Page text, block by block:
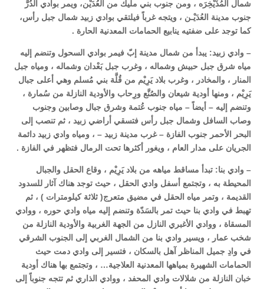
شمال المُذَيْخِرَه ، ومن جنوب بني مليك من العُدَيْن، ويمر بوادي الدُرَّ
جنوب مدينة العُدَيْـن ، ويتجه غرباً فيلتقي بوادي زبيد شمال جبل رأس،
كما توجد على ضفتيه ينابيع الحمامات المعدنية الحارة .
– وادي زبيد: يبدأ من شمال مدينة إبّ فيمر بوادي السحول وتنضم إليه
مياه شرق جبل حبيش وشماله ، وغرب جبل بَعْدان وشماله ، ومياه جبل
المنار ، والمخادر ، وغرب بلاد يَرِيْم من قُلَّة بني مُسلم وهي أعلى جبال
يَرِيْم ، ومنها أودية شيعان والصُنَّع ورِحاب والأودية النازلة من سُمارة ،
وتنضم إليه – أيضاً – مياه جنوب عُتمة وشرق جبال وصابين وجنوب
وصاب السافل وشمال جبل رأس فتسقي أراضي زبيد ، ثم تنصب إلى
البحر الأحمر جنوب الفازة – غرب مدينة زبيد – ، ومياه وادي زبيد دائمة
الجريان على مدار العام ، ويغور أكثرها تحت الرمال فتظهر في الفازة .
– وادي بنا: تبدأ مساقط مياهه من بلاد يَرِيْم ، وقاع الحقل والجبال
المحيطة به ، وتجتمع أسفل وادي الحقل ، حيث توجد هناك آثار للسدود
القديمة ، وتمر مياه الحقل في مضيق متعرج( ثلاثة كيلومترات ) ، ثم
تهبط في وادي بنا حيث تمر بالسَدّة وتنضم إليه مياه وادي حوره ، ووادي
المسقاة ، ووادي الأغبري النازل من الجهة الغربية والأودية النازلة من
شخب عمار ، ويسير وادي بنا من الشمال الغربي إلى الجنوب الشرقي
في وادِ جميل المناظر آهل بالسكان ، فتسير إلى وادي دمت حيث
الحمامات الشهيرة بمياهها المعدنية العلاجية… ، وتجتمع بها هناك أودية
خبان النازلة من شلالات وادي المحفد ، ووادي الذاري ثم تتجه جنوباً إلى